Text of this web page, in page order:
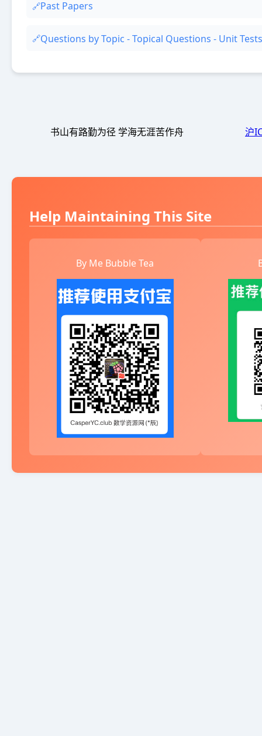
Past Papers
Questions by Topic - Topical Questions - Unit
书山有路勤为径 学海无涯苦作舟 沪
Help Maintaining This Site
By Me Bubble Tea